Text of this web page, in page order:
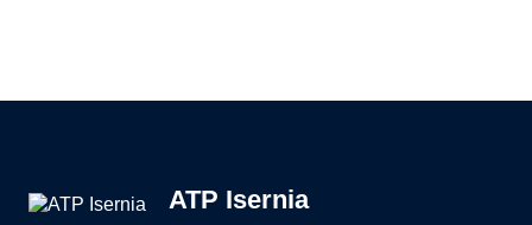
ATP Isernia